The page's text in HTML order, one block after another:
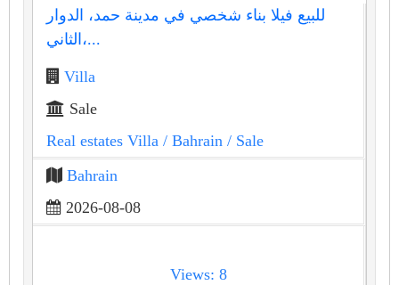
للبيع فيلا بناء شخصي في مدينة حمد، الدوار
الثاني،...
Villa
Sale
Real estates Villa / Bahrain / Sale
Bahrain
2026-08-08
Views: 8